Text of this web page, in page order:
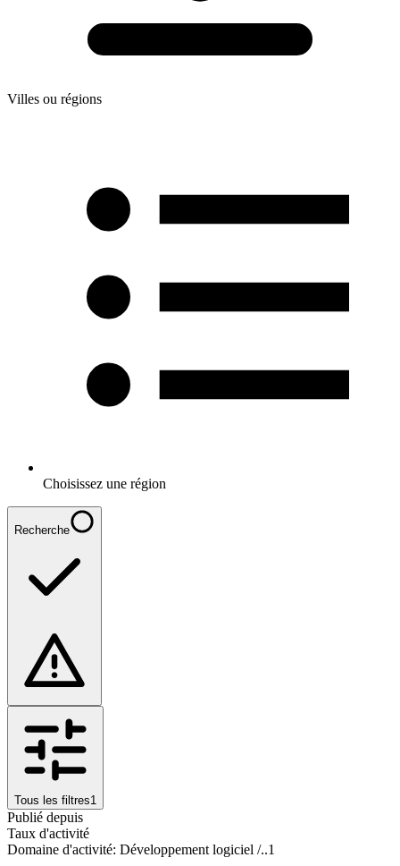
Villes ou régions
Choisissez une région
Recherche
Tous les filtres1
Publié depuis
Taux d'activité
Domaine d'activité: Développement logiciel /..1